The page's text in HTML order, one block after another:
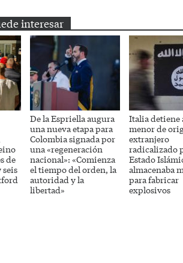
interesar
de
De la Espriella augura
una nueva etapa para
Colombia signada por
una «regeneración
nacional»: «Comienza
el tiempo del orden, la
autoridad y la
libertad»
Italia detiene
menor de
extranjero
radicalizado
Estado
almacenaba
para fabricar
explosivos